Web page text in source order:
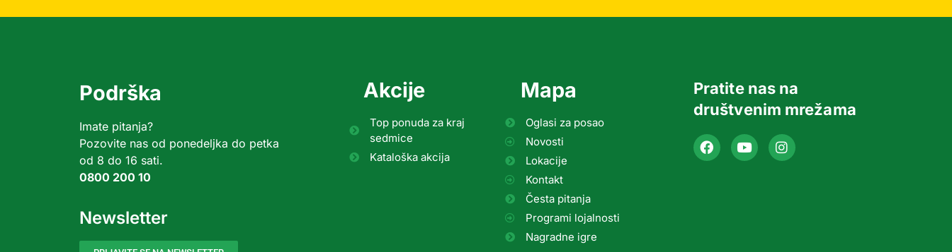
Podrška
Imate pitanja?
Pozovite nas od ponedeljka do petka
od 8 do 16 sati.
0800 200 10
Newsletter
Akcije
Top ponuda za kraj
sedmice
Kataloška akcija
Mapa
Oglasi za posao
Novosti
Lokacije
Kontakt
Česta pitanja
Programi lojalnosti
Nagradne igre
Pratite nas na
društvenim mrežama